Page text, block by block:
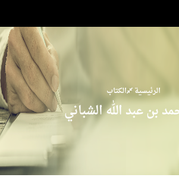
الرئيسية الكتاب
بن عبد الله الشباني